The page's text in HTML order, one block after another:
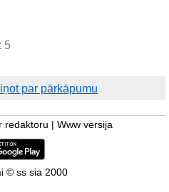
5
par pārkāpumu
redaktoru Www versija
© ss sia 2000